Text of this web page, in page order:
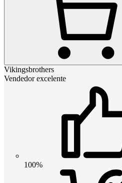
Vikingsbrothers
Vendedor excelente
100%